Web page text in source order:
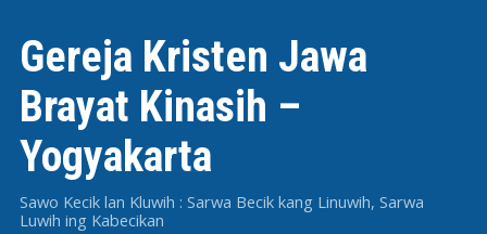
Gereja Kristen Jawa
Brayat Kinasih –
Yogyakarta
Sawo Kecik lan Kluwih : Sarwa Becik kang Linuwih, Sarwa
Luwih ing Kabecikan